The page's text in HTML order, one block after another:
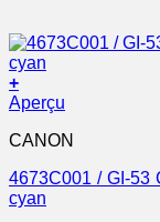
+
Aperçu
CANON
4673C001 / GI-53
cyan